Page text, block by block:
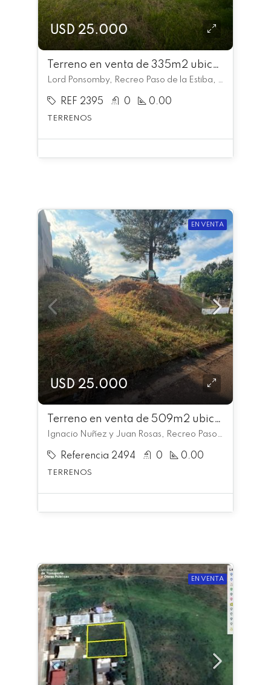
USD 25.000
Terreno en venta de 335m2 ubicado en Recreo Paso de la Estiba
REF 2395 0 0.00
TERRENOS
EN VENTA
USD 25.000
Terreno en venta de 509m2 ubicado en Recreo Paso de la Estiba
Referencia 2494 0 0.00
TERRENOS
EN VENTA